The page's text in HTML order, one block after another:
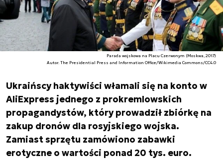
Parada wojskowa na Placu Czerwonym (Moskwa, 2017)
Autor. The Presidential Press and Information Office/Wikimedia Commons/CC4.0
Ukraińscy haktywiści włamali się na konto w
AliExpress jednego z prokremlowskich
propagandystów, który prowadził zbiórkę na
zakup dronów dla rosyjskiego wojska.
Zamiast sprzętu zamówiono zabawki
erotyczne o wartości ponad 20 tys. euro.